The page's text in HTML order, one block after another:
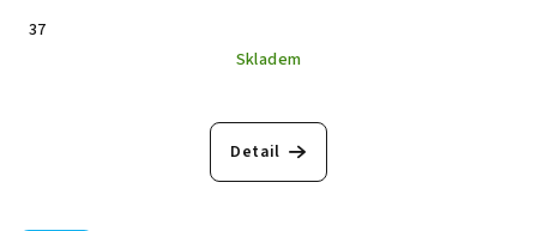
37
Skladem
Detail